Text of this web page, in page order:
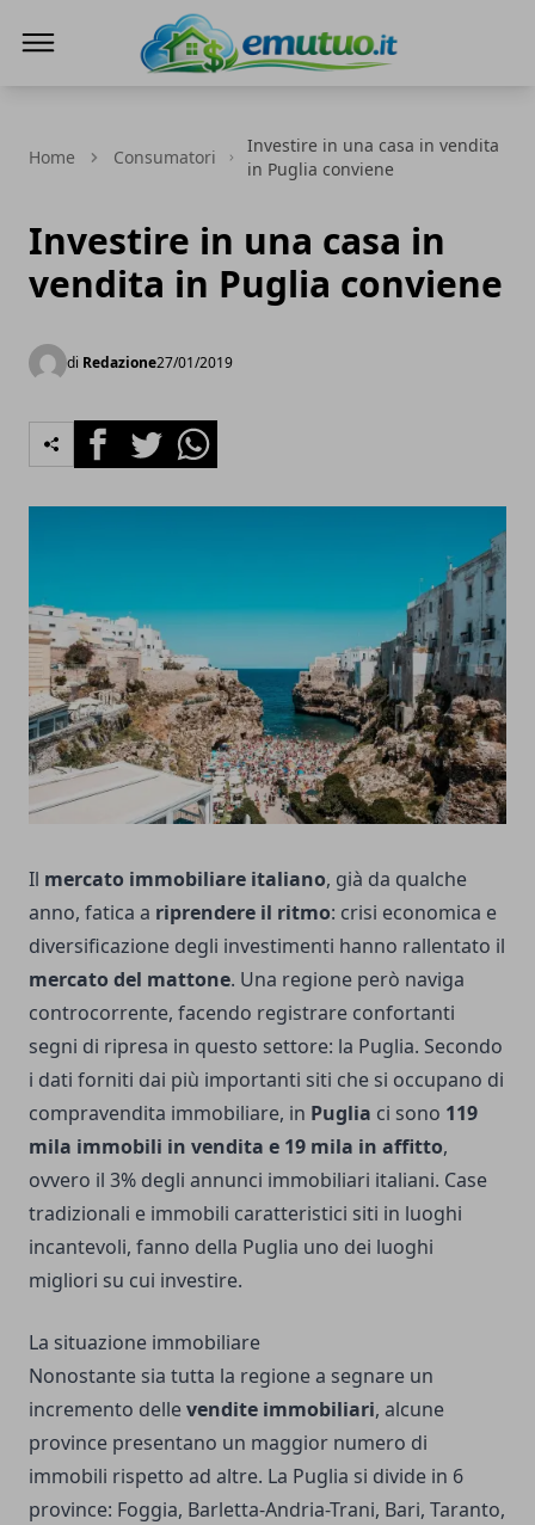
Home Consumatori
Investire in una casa in vendita
in Puglia conviene
Investire in una casa in
vendita in Puglia conviene
di Redazione27/01/2019
FacebookTwitterWhatsapp
Il mercato immobiliare italiano, già da qualche
anno, fatica a riprendere il ritmo: crisi economica e
diversificazione degli investimenti hanno rallentato il
mercato del mattone. Una regione però naviga
controcorrente, facendo registrare confortanti
segni di ripresa in questo settore: la Puglia. Secondo
i dati forniti dai più importanti siti che si occupano di
compravendita immobiliare, in Puglia ci sono 119
mila immobili in vendita e 19 mila in affitto,
ovvero il 3% degli annunci immobiliari italiani. Case
tradizionali e immobili caratteristici siti in luoghi
incantevoli, fanno della Puglia uno dei luoghi
migliori su cui investire.
La situazione immobiliare
Nonostante sia tutta la regione a segnare un
incremento dellevendite immobiliari, alcune
province presentano un maggior numero di
immobili rispetto ad altre. La Puglia si divide in 6
province: Foggia, Barletta-Andria-Trani, Bari, Taranto,